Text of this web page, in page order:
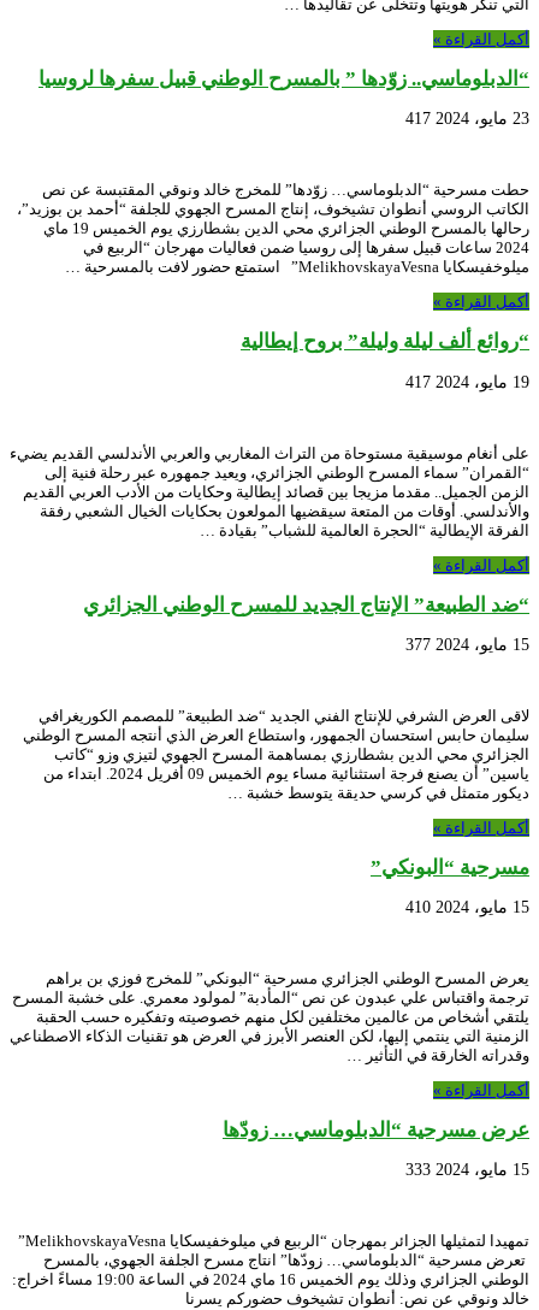
التي تنكر هويتها وتتخلى عن تقاليدها …
أكمل القراءة »
“الدبلوماسي.. زوّدها ” بالمسرح الوطني قبيل سفرها لروسيا
23 مايو، 2024 417
حطت مسرحية “الدبلوماسي… زوّدها” للمخرج خالد ونوقي المقتبسة عن نص
الكاتب الروسي أنطوان تشيخوف، إنتاج المسرح الجهوي للجلفة “أحمد بن بوزيد”،
رحالها بالمسرح الوطني الجزائري محي الدين بشطارزي يوم الخميس 19 ماي
2024 ساعات قبيل سفرها إلى روسيا ضمن فعاليات مهرجان “الربيع في
ميلوخفيسكايا MelikhovskayaVesna” استمتع حضور لافت بالمسرحية …
أكمل القراءة »
“روائع ألف ليلة وليلة” بروح إيطالية
19 مايو، 2024 417
على أنغام موسيقية مستوحاة من التراث المغاربي والعربي الأندلسي القديم يضيء
“القمران” سماء المسرح الوطني الجزائري، ويعيد جمهوره عبر رحلة فنية إلى
الزمن الجميل.. مقدما مزيجا بين قصائد إيطالية وحكايات من الأدب العربي القديم
والأندلسي. أوقات من المتعة سيقضيها المولعون بحكايات الخيال الشعبي رفقة
الفرقة الإيطالية “الحجرة العالمية للشباب” بقيادة …
أكمل القراءة »
“ضد الطبيعة” الإنتاج الجديد للمسرح الوطني الجزائري
15 مايو، 2024 377
لاقى العرض الشرفي للإنتاج الفني الجديد “ضد الطبيعة” للمصمم الكوريغرافي
سليمان حابس استحسان الجمهور، واستطاع العرض الذي أنتجه المسرح الوطني
الجزائري محي الدين بشطارزي بمساهمة المسرح الجهوي لتيزي وزو “كاتب
ياسين” أن يصنع فرجة استثنائية مساء يوم الخميس 09 أفريل 2024. ابتداء من
ديكور متمثل في كرسي حديقة يتوسط خشبة …
أكمل القراءة »
مسرحية “البونكي”
15 مايو، 2024 410
يعرض المسرح الوطني الجزائري مسرحية “البونكي” للمخرج فوزي بن براهم
ترجمة واقتباس علي عبدون عن نص “المأدبة” لمولود معمري. على خشبة المسرح
يلتقي أشخاص من عالمين مختلفين لكل منهم خصوصيته وتفكيره حسب الحقبة
الزمنية التي ينتمي إليها، لكن العنصر الأبرز في العرض هو تقنيات الذكاء الاصطناعي
وقدراته الخارقة في التأثير …
أكمل القراءة »
عرض مسرحية “الدبلوماسي… زودّها
15 مايو، 2024 333
تمهيدا لتمثيلها الجزائر بمهرجان “الربيع في ميلوخفيسكايا MelikhovskayaVesna”
تعرض مسرحية “الدبلوماسي… زودّها” انتاج مسرح الجلفة الجهوي، بالمسرح
الوطني الجزائري وذلك يوم الخميس 16 ماي 2024 في الساعة 19:00 مساءً اخراج:
خالد ونوقي عن نص: أنطوان تشيخوف حضوركم يسرنا